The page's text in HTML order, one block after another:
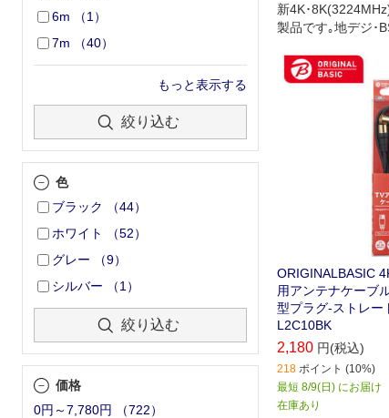
6m
（1 ）
7m
（40）
もっと表示する
絞り込む
色
ブラック
（44）
ホワイト
（52）
グレー
（9）
シルバー
（1 ）
絞り込む
価格
0円～7,780円
（722）
新4K･
製品です｡地デジ･
ます｡壁面のテレビ
コーダー､テレビ
ンなどの接続に最
ORIGINALBASIC
用アンテナケーブ
型プラグ-ストレー
L2C10BK
2,180 円(税込)
218 ポイント (10%)
最短 8/9(日) にお届け
在庫あり